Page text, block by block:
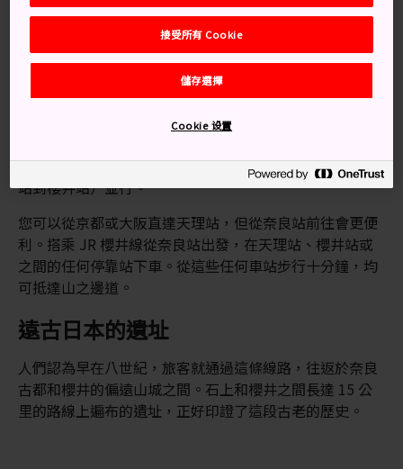
品嘗櫻井當地的特色美食：素麵
交通方式
迎的路段是在奈良縣
。這一段公路與 JR 櫻井線（天理
站到櫻井站）並行。
您可以從京都或大阪直達天理站，但從奈良站前往會更便
利。搭乘 JR 櫻井線從奈良站出發，在天理站、櫻井站或
之間的任何停靠站下車。從這些任何車站步行十分鐘，均
可抵達山之邊道。
遠古日本的遺址
人們認為早在八世紀，旅客就通過這條線路，往返於奈良
古都和櫻井的偏遠山城之間。石上和櫻井之間長達 15 公
里的路線上遍布的遺址，正好印證了這段古老的歷史。
接受所有 Cookie
儲存選擇
Cookie 设置